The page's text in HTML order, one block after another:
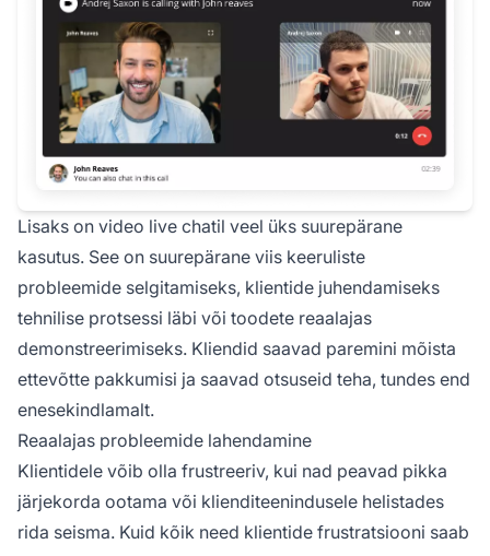
Lisaks on video live chatil veel üks suurepärane
kasutus. See on suurepärane viis keeruliste
probleemide selgitamiseks, klientide juhendamiseks
tehnilise protsessi läbi või toodete reaalajas
demonstreerimiseks. Kliendid saavad paremini mõista
ettevõtte pakkumisi ja saavad otsuseid teha, tundes end
enesekindlamalt.
Reaalajas probleemide lahendamine
Klientidele võib olla frustreeriv, kui nad peavad pikka
järjekorda ootama või klienditeenindusele helistades
rida seisma. Kuid kõik need klientide frustratsiooni saab